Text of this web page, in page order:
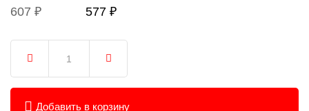
607 ₽ 577 ₽
Добавить в корзину